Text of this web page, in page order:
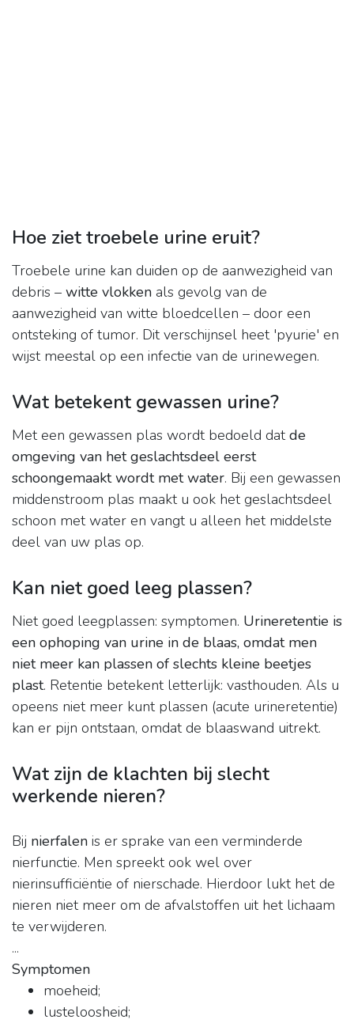
Hoe ziet troebele urine eruit?
Troebele urine kan duiden op de aanwezigheid van
debris – witte vlokken als gevolg van de
aanwezigheid van witte bloedcellen – door een
ontsteking of tumor. Dit verschijnsel heet 'pyurie' en
wijst meestal op een infectie van de urinewegen.
Wat betekent gewassen urine?
Met een gewassen plas wordt bedoeld datde
omgeving van het geslachtsdeel eerst
schoongemaakt wordt met water. Bij een gewassen
middenstroom plas maakt u ook het geslachtsdeel
schoon met water en vangt u alleen het middelste
deel van uw plas op.
Kan niet goed leeg plassen?
Niet goed leegplassen: symptomen. Urineretentie is
een ophoping van urine in de blaas, omdat men
niet meer kan plassen of slechts kleine beetjes
plast. Retentie betekent letterlijk: vasthouden. Als u
opeens niet meer kunt plassen (acute urineretentie)
kan er pijn ontstaan, omdat de blaaswand uitrekt.
Wat zijn de klachten bij slecht
werkende nieren?
Bij nierfalen is er sprake van een verminderde
nierfunctie. Men spreekt ook wel over
nierinsufficiëntie of nierschade. Hierdoor lukt het de
nieren niet meer om de afvalstoffen uit het lichaam
te verwijderen.
...
Symptomen
moeheid;
lusteloosheid;